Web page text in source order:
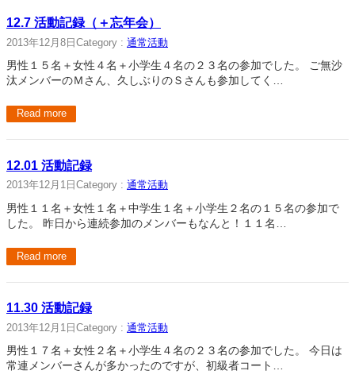
12.7 活動記録（＋忘年会）
2013年12月8日 Category : 通常活動
男性１５名＋女性４名＋小学生４名の２３名の参加でした。 ご無沙
汰メンバーのＭさん、久しぶりのＳさんも参加してく…
Read more
12.01 活動記録
2013年12月1日 Category : 通常活動
男性１１名＋女性１名＋中学生１名＋小学生２名の１５名の参加で
した。 昨日から連続参加のメンバーもなんと！１１名…
Read more
11.30 活動記録
2013年12月1日 Category : 通常活動
男性１７名＋女性２名＋小学生４名の２３名の参加でした。 今日は
常連メンバーさんが多かったのですが、初級者コート…